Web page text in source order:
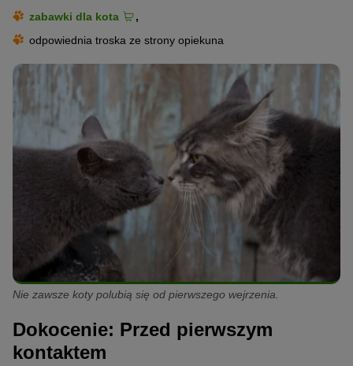
zabawki dla kota
,
odpowiednia troska ze strony opiekuna
Nie zawsze koty polubią się od pierwszego wejrzenia.
Dokocenie: Przed pierwszym
kontaktem